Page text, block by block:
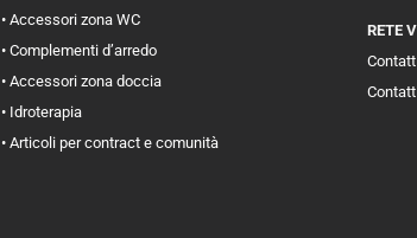
• Accessori zona WC
• Complementi d’arredo
• Accessori zona doccia
• Idroterapia
• Articoli per contract e comunità
RETE